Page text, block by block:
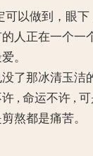
做到，眼下
正在一个一个
。
那冰清玉洁
命运不许 , 可
熬都是痛苦。